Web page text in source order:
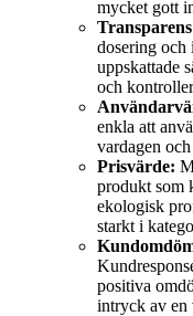
mycket gott
dosering och
uppskattade
och
enkla att
vardagen
Prisvärde:
produkt som
ekologisk
starkt i
positiva
intryck av en